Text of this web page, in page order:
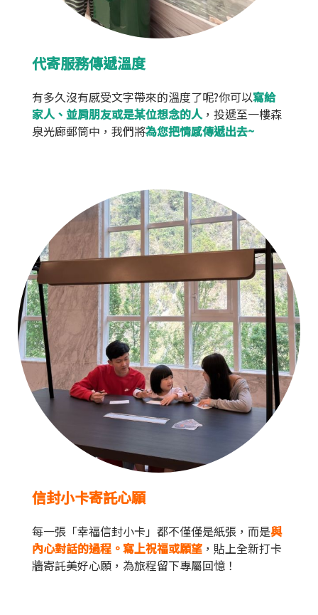
代寄服務傳遞溫度
有多久沒有感受文字帶來的溫度了呢?你可以寫給
家人、並肩朋友或是某位想念的人，投遞至一樓森
泉光廊郵筒中，我們將為您把情感傳遞出去~
信封小卡寄託心願
每一張「幸福信封小卡」都不僅僅是紙張，而是與
內心對話的過程。寫上祝福或願望 ，貼上全新打卡
牆寄託美好心願，為旅程留下專屬回憶！